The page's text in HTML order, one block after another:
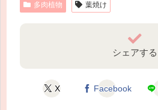
多肉植物 葉焼け
シェアする
X Facebook